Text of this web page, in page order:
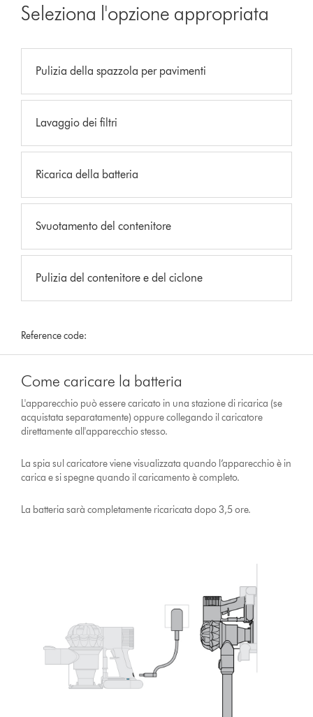
Seleziona l'opzione appropriata
Pulizia della spazzola per pavimenti
Lavaggio dei filtri
Ricarica della batteria
Svuotamento del contenitore
Pulizia del contenitore e del ciclone
Reference code:
Come caricare la batteria
L'apparecchio può essere caricato in una stazione di ricarica (se
acquistata separatamente) oppure collegando il caricatore
direttamente all'apparecchio stesso.
La spia sul caricatore viene visualizzata quando l’apparecchio è in
carica e si spegne quando il caricamento è completo.
La batteria sarà completamente ricaricata dopo 3,5 ore.